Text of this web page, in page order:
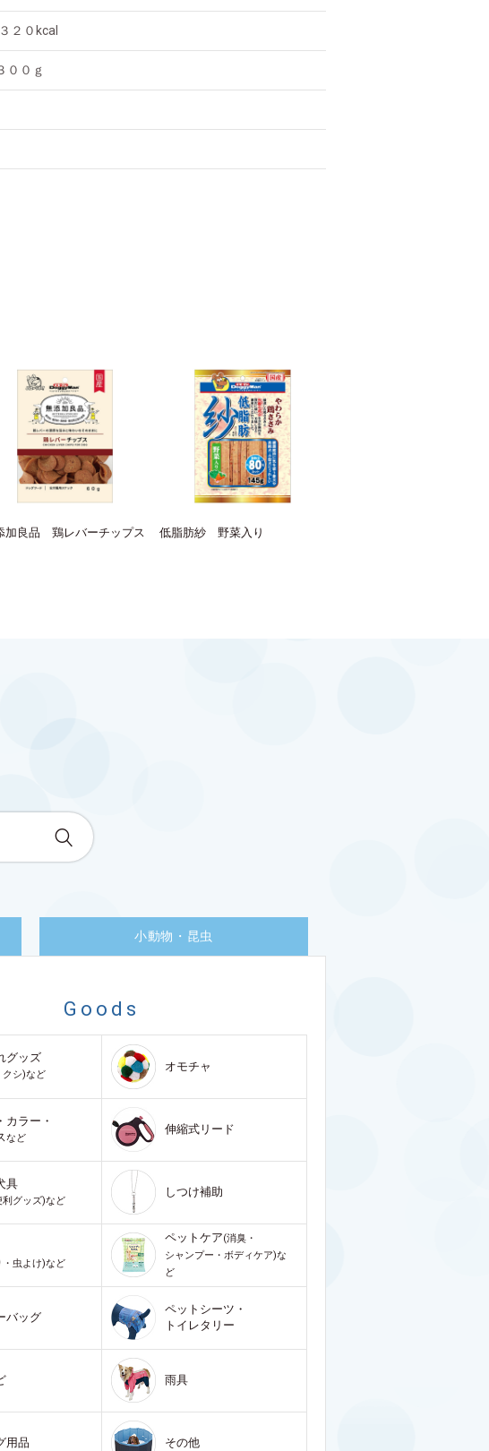
２０kcal
００ｇ
加良品 鶏レバーチップス 低脂肪紗 野菜入り
小動物・昆虫
Goods
グッズ
クシ)など
オモチャ
カラー・
など
伸縮式リード
具
利グッズ)など
しつけ補助
・虫よけ)など
ペットケア(消臭・
シャンプー・ボディケア)な
ど
バッグ
ペットシーツ・
トイレタリー
雨具
用品 その他